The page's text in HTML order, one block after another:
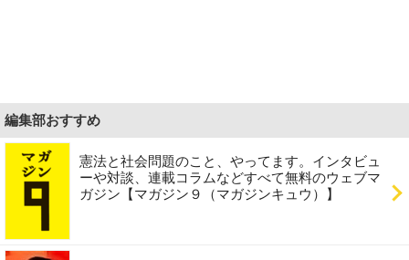
編集部おすすめ
憲法と社会問題のこと、やってます。インタビュ
ーや対談、連載コラムなどすべて無料のウェブマ
ガジン【マガジン９（マガジンキュウ）】